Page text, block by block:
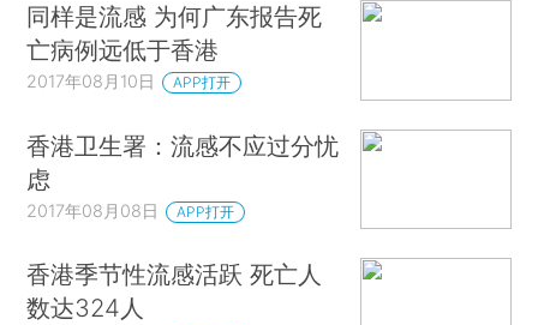
同样是流感 为何广东报告死
亡病例远低于香港
2017年08月10日 APP打开
香港卫生署：流感不应过分忧
虑
2017年08月08日 APP打开
香港季节性流感活跃 死亡人
数达324人